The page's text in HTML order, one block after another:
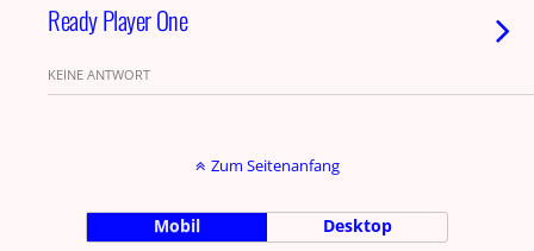
Ready Player One
KEINE ANTWORT
Zum Seitenanfang
Mobil Desktop